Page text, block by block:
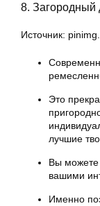
8. Загородный
Источник:
Это
лучшие
Вы можете
вашими
Именно